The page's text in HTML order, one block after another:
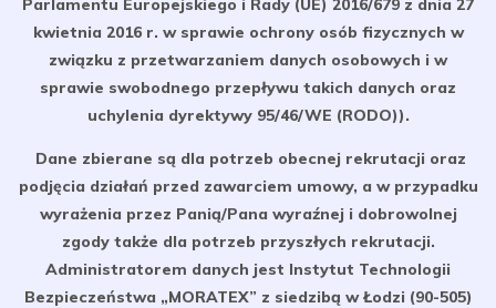
Parlamentu Europejskiego i Rady (UE) 2016/679 z dnia 27
kwietnia 2016 r. w sprawie ochrony osób fizycznych w
związku z przetwarzaniem danych osobowych i w
sprawie swobodnego przepływu takich danych oraz
uchylenia dyrektywy 95/46/WE (RODO)).
Dane zbierane są dla potrzeb obecnej rekrutacji oraz
podjęcia działań przed zawarciem umowy, a w przypadku
wyrażenia przez Panią/Pana wyraźnej i dobrowolnej
zgody także dla potrzeb przyszłych rekrutacji.
Administratorem danych jest Instytut Technologii
Bezpieczeństwa „MORATEX” z siedzibą w Łodzi (90-505)